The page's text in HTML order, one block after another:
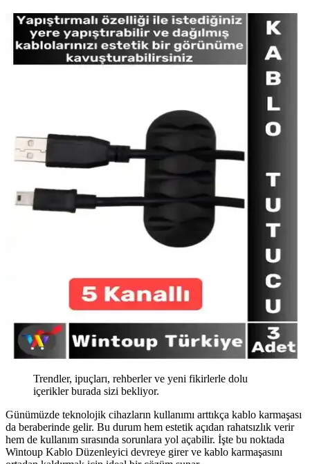
Trendler, ipuçları, rehberler ve yeni fikirlerle dolu
içerikler burada sizi bekliyor.
Günümüzde teknolojik cihazların kullanımı arttıkça kablo karmaşası
da beraberinde gelir. Bu durum hem estetik açıdan rahatsızlık verir
hem de kullanım sırasında sorunlara yol açabilir. İşte bu noktada
Wintoup Kablo Düzenleyici devreye girer ve kablo karmaşasını